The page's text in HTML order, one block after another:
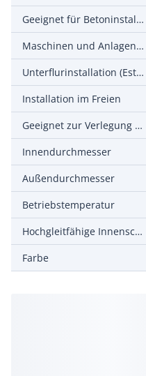
Geeignet für Betoninstallation
Maschinen und Anlageninstallation
Unterflurinstallation (Estrich)
Installation im Freien
Geeignet zur Verlegung im Erdreich
Innendurchmesser
Außendurchmesser
Betriebstemperatur
Hochgleitfähige Innenschicht
Farbe